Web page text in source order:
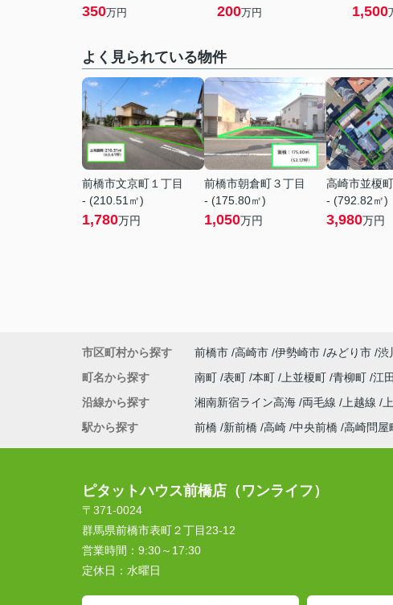
350万円 200万円 1,500
よく見られている物件
前橋市文京町１丁目
- (210.51㎡)
1,780万円
前橋市朝倉町３丁目
- (175.80㎡)
1,050万円
高崎市並榎町
- (792.82㎡)
3,980万円
市区町村から探す 前橋市 高崎市 伊勢崎市 みどり市 渋
町名から探す
南町 表町 本町 上並榎町 青柳町 江
沿線から探す
湘南新宿ライン高海 両毛線 上越線
駅から探す
前橋 新前橋 高崎 中央前橋 高崎問屋
ピタットハウス前橋店（ワンライフ）
〒371-0024
群馬県前橋市表町２丁目23-12
営業時間： 9:30～17:30
定休日： 水曜日